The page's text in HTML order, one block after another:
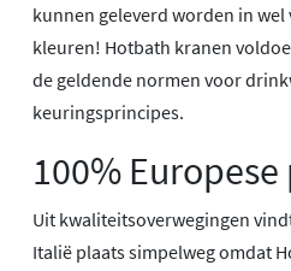
kunnen geleverd worden in
kleuren! Hotbath kranen
de geldende normen voor
keuringsprincipes.
100%
Uit kwaliteitsoverwegingen
Italië plaats simpelweg omdat